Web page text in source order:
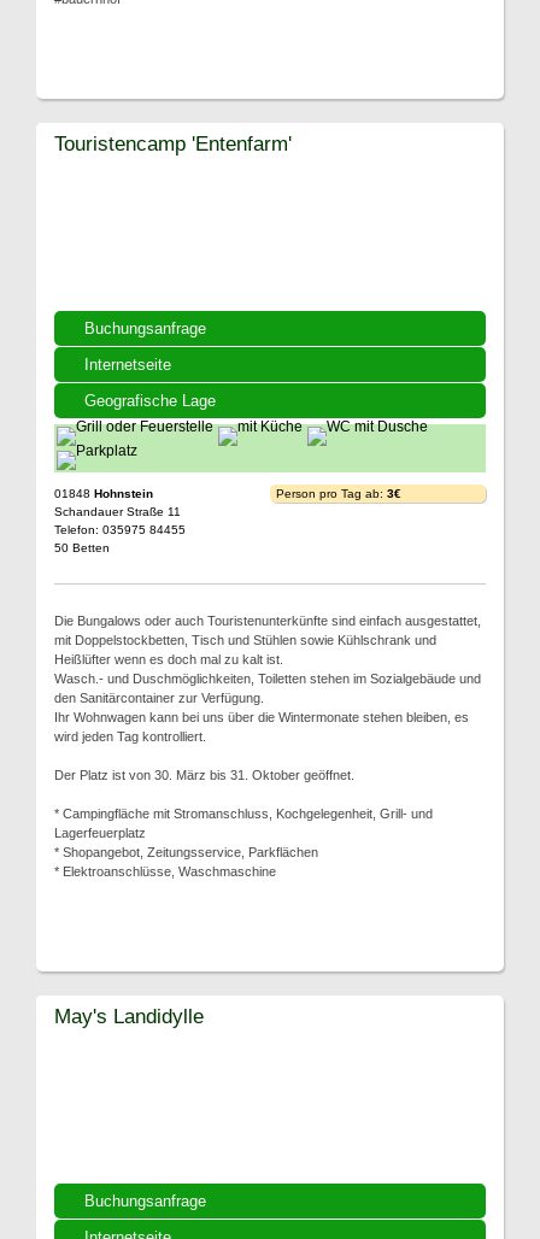
Buchungsanfrage
Internetseite
Geografische Lage
Touristencamp 'Entenfarm'
01848 Hohnstein
Schandauer Straße 11
Telefon: 035975 84455
50 Betten
Person pro Tag ab: 3€
Die Bungalows oder auch Touristenunterkünfte sind einfach ausgestattet,
mit Doppelstockbetten, Tisch und Stühlen sowie Kühlschrank und
Heißlüfter wenn es doch mal zu kalt ist.
Wasch.- und Duschmöglichkeiten, Toiletten stehen im Sozialgebäude und
den Sanitärcontainer zur Verfügung.
Ihr Wohnwagen kann bei uns über die Wintermonate stehen bleiben, es
wird jeden Tag kontrolliert.
Der Platz ist von 30. März bis 31. Oktober geöffnet.
* Campingfläche mit Stromanschluss, Kochgelegenheit, Grill- und
Lagerfeuerplatz
* Shopangebot, Zeitungsservice, Parkflächen
* Elektroanschlüsse, Waschmaschine
Buchungsanfrage
May's Landidylle